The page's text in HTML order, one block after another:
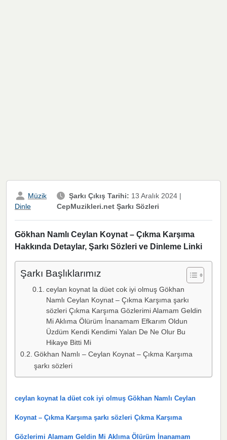
Müzik
Dinle
Şarkı Çıkış Tarihi: 13 Aralık 2024 |
CepMuzikleri.net Şarkı Sözleri
Gökhan Namlı Ceylan Koynat – Çıkma Karşıma
Hakkında Detaylar, Şarkı Sözleri ve Dinleme Linki
Şarkı Başlıklarımız
ceylan koynat la düet cok iyi olmuş Gökhan
Namlı Ceylan Koynat – Çıkma Karşıma şarkı
sözleri Çıkma Karşıma Gözlerimi Alamam Geldin
Mi Aklıma Ölürüm İnanamam Efkarım Oldun
Üzdüm Kendi Kendimi Yalan De Ne Olur Bu
Hikaye Bitti Mi
Gökhan Namlı – Ceylan Koynat – Çıkma Karşıma
şarkı sözleri
ceylan koynat la düet cok iyi olmuş Gökhan Namlı Ceylan
Koynat – Çıkma Karşıma şarkı sözleri Çıkma Karşıma
Gözlerimi Alamam Geldin Mi Aklıma Ölürüm İnanamam